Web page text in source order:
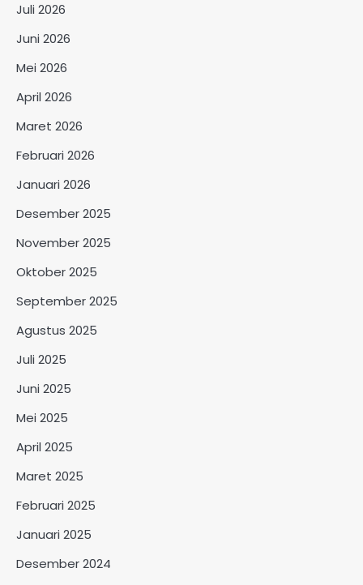
Juli 2026
Juni 2026
Mei 2026
April 2026
Maret 2026
Februari 2026
Januari 2026
Desember 2025
November 2025
Oktober 2025
September 2025
Agustus 2025
Juli 2025
Juni 2025
Mei 2025
April 2025
Maret 2025
Februari 2025
Januari 2025
Desember 2024